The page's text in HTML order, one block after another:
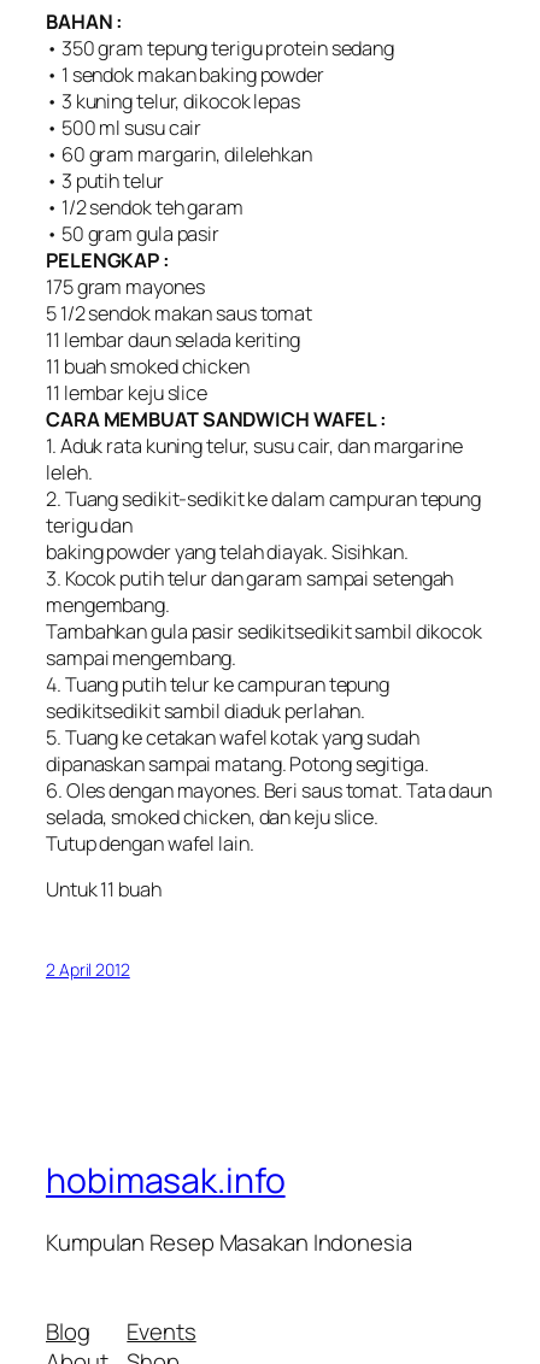
BAHAN :
• 350 gram tepung terigu protein sedang
• 1 sendok makan baking powder
• 3 kuning telur, dikocok lepas
• 500 ml susu cair
• 60 gram margarin, dilelehkan
• 3 putih telur
• 1/2 sendok teh garam
• 50 gram gula pasir
PELENGKAP :
175 gram mayones
5 1/2 sendok makan saus tomat
11 lembar daun selada keriting
11 buah smoked chicken
11 lembar keju slice
CARA MEMBUAT SANDWICH WAFEL :
1. Aduk rata kuning telur, susu cair, dan margarine
leleh.
2. Tuang sedikit-sedikit ke dalam campuran tepung
terigu dan
baking powder yang telah diayak. Sisihkan.
3. Kocok putih telur dan garam sampai setengah
mengembang.
Tambahkan gula pasir sedikitsedikit sambil dikocok
sampai mengembang.
4. Tuang putih telur ke campuran tepung
sedikitsedikit sambil diaduk perlahan.
5. Tuang ke cetakan wafel kotak yang sudah
dipanaskan sampai matang. Potong segitiga.
6. Oles dengan mayones. Beri saus tomat. Tata daun
selada, smoked chicken, dan keju slice.
Tutup dengan wafel lain.
Untuk 11 buah
2 April 2012
hobimasak.info
Kumpulan Resep Masakan Indonesia
Blog
Events